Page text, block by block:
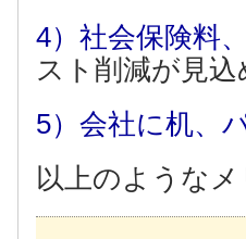
4）社会保険料
スト削減が見込
5）会社に机、
以上のような